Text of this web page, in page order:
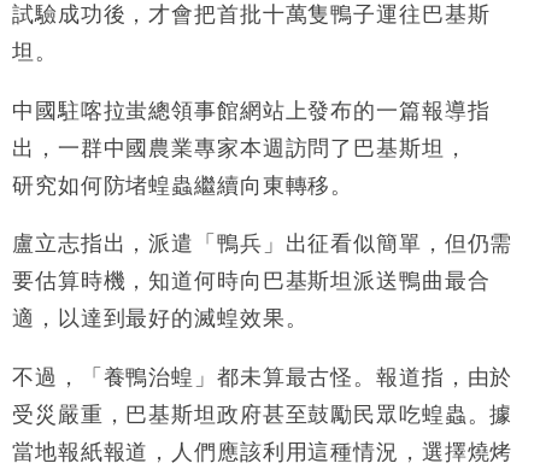
試驗成功後，才會把首批十萬隻鴨子運往巴基斯
坦。
中國駐喀拉蚩總領事館網站上發布的一篇報導指
出，一群中國農業專家本週訪問了巴基斯坦，
研究如何防堵蝗蟲繼續向東轉移。
盧立志指出，派遣「鴨兵」出征看似簡單，但仍需
要估算時機，知道何時向巴基斯坦派送鴨曲最合
適，以達到最好的滅蝗效果。
不過，「養鴨治蝗」都未算最古怪。報道指，由於
受災嚴重，巴基斯坦政府甚至鼓勵民眾吃蝗蟲。據
當地報紙報道，人們應該利用這種情況，選擇燒烤